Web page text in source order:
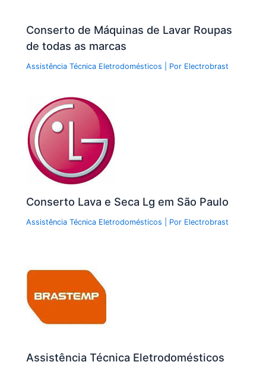
Conserto de Máquinas de Lavar Roupas
de todas as marcas
Assistência Técnica Eletrodomésticos | Por Electrobrast
Conserto Lava e Seca Lg em São Paulo
Assistência Técnica Eletrodomésticos | Por Electrobrast
Assistência Técnica Eletrodomésticos